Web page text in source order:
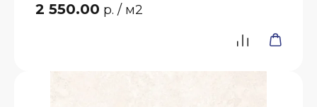
2 550.00 р. / м2